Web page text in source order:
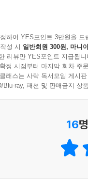
어머니’라는 말처럼 실
빌딩을 계속 매입·매각
딩 투자에서 가장 인기
까! 그의 마력 같은 빌
럼니스트)
하여 YES포인트 3만원을 드
성 시 일반회원 300원, 마니
리뷰만 YES포인트 지급됩니
정 시점부터 마지막 회차 주
래스는 사락 독서모임 게시
Blu-ray, 패션 및 판매금지 상
16